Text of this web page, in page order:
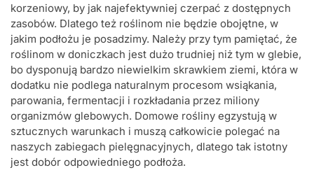
korzeniowy, by jak najefektywniej czerpać z dostępnych
zasobów. Dlatego też roślinom nie będzie obojętne, w
jakim podłożu je posadzimy. Należy przy tym pamiętać, że
roślinom w doniczkach jest dużo trudniej niż tym w glebie,
bo dysponują bardzo niewielkim skrawkiem ziemi, która w
dodatku nie podlega naturalnym procesom wsiąkania,
parowania, fermentacji i rozkładania przez miliony
organizmów glebowych. Domowe rośliny egzystują w
sztucznych warunkach i muszą całkowicie polegać na
naszych zabiegach pielęgnacyjnych, dlatego tak istotny
jest dobór odpowiedniego podłoża.